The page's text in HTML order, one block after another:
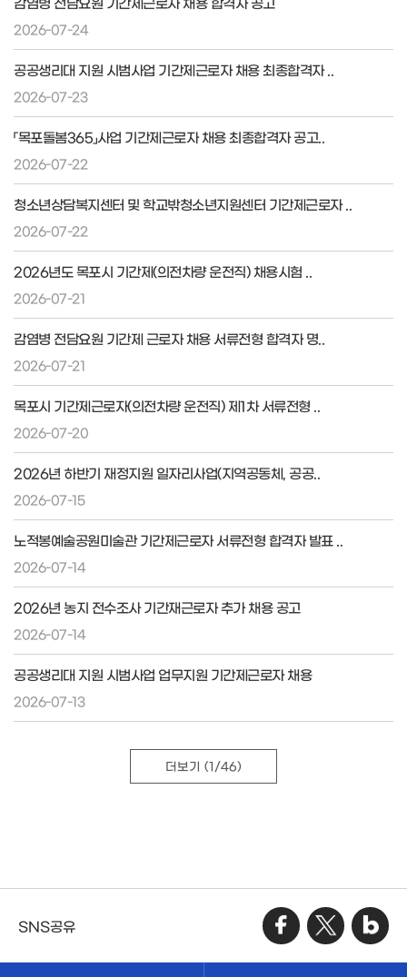
2026-07-24
공공생리대 지원 시범사업 기간제근로자 채용 최종합격자 ..
2026-07-23
「목포돌봄365」사업 기간제근로자 채용 최종합격자 공고..
2026-07-22
청소년상담복지센터 및 학교밖청소년지원센터 기간제근로자 ..
2026-07-22
2026년도 목포시 기간제(의전차량 운전직) 채용시험 ..
2026-07-21
감염병 전담요원 기간제 근로자 채용 서류전형 합격자 명..
2026-07-21
목포시 기간제근로자(의전차량 운전직) 제1차 서류전형 ..
2026-07-20
2026년 하반기 재정지원 일자리사업(지역공동체, 공공..
2026-07-15
노적봉예술공원미술관 기간제근로자 서류전형 합격자 발표 ..
2026-07-14
2026년 농지 전수조사 기간재근로자 추가 채용 공고
2026-07-14
공공생리대 지원 시범사업 업무지원 기간제근로자 채용
2026-07-13
더보기 (1/46)
SNS공유